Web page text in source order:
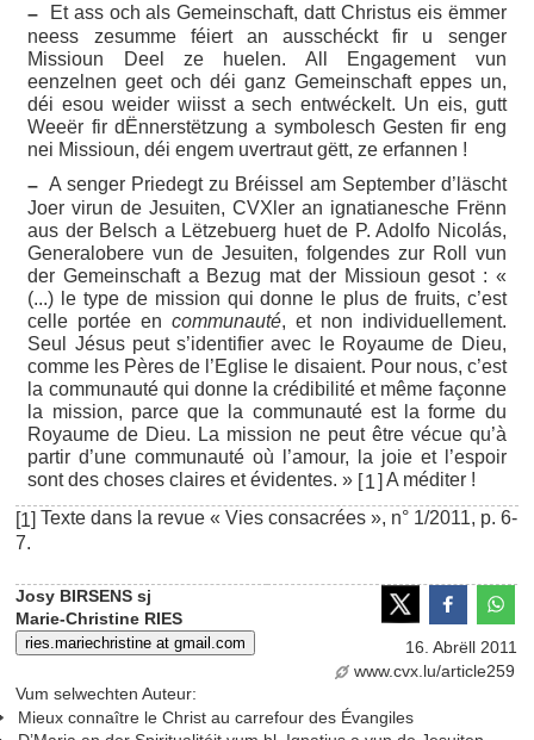
– Et ass och als Gemeinschaft, datt Christus eis ëmmer
neess zesumme féiert an ausschéckt fir u senger
Missioun Deel ze huelen. All Engagement vun
eenzelnen geet och déi ganz Gemeinschaft eppes un,
déi esou weider wiisst a sech entwéckelt. Un eis, gutt
Weeër fir dËnnerstëtzung a symbolesch Gesten fir eng
nei Missioun, déi engem uvertraut gëtt, ze erfannen !
– A senger Priedegt zu Bréissel am September d’läscht
Joer virun de Jesuiten, CVXler an ignatianesche Frënn
aus der Belsch a Lëtzebuerg huet de P. Adolfo Nicolás,
Generalobere vun de Jesuiten, folgendes zur Roll vun
der Gemeinschaft a Bezug mat der Missioun gesot : «
(...) le type de mission qui donne le plus de fruits, c’est
celle portée en communauté, et non individuellement.
Seul Jésus peut s’identifier avec le Royaume de Dieu,
comme les Pères de l’Eglise le disaient. Pour nous, c’est
la communauté qui donne la crédibilité et même façonne
la mission, parce que la communauté est la forme du
Royaume de Dieu. La mission ne peut être vécue qu’à
partir d’une communauté où l’amour, la joie et l’espoir
sont des choses claires et évidentes. » [1 ] A méditer !
[1]Texte dans la revue « Vies consacrées », n° 1/2011, p. 6-
7.
Josy BIRSENS sj
Marie-Christine RIES
ries.mariechristine at gmail.com
16. Abrëll 2011
www.cvx.lu/article259
Vum selwechten Auteur:
Mieux connaître le Christ au carrefour des Évangiles